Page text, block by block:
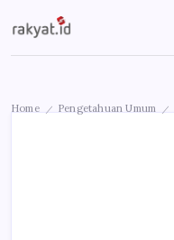
to
content
Rakyat.id
Edukasi
Masyarakat
Home / Pengetahuan Umum /